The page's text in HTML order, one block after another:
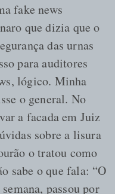
fake news
que dizia que o
das urnas
para auditores
lógico. Minha
o general. No
a facada em Juiz
sobre a lisura
o tratou como
sabe o que fala: “O
passou por